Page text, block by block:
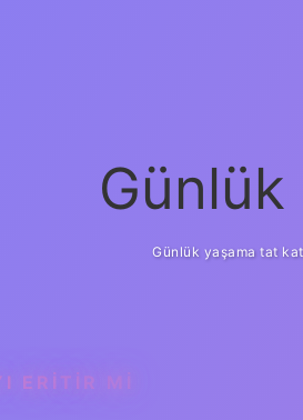
Günlük yaşama tat
ERITIR MI